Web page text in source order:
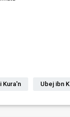
Kura'n Ubej ibn